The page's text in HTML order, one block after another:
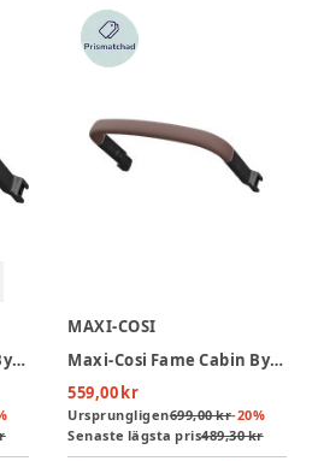
Maxi-Cosi Fame Cabin Bygel - Black
MAXI-COSI
Maxi-Cosi Fame Cabin Bygel - Brown
559,00 kr
Ursprungligen699,00 kr-20%
Senaste lägsta pris489,30 kr